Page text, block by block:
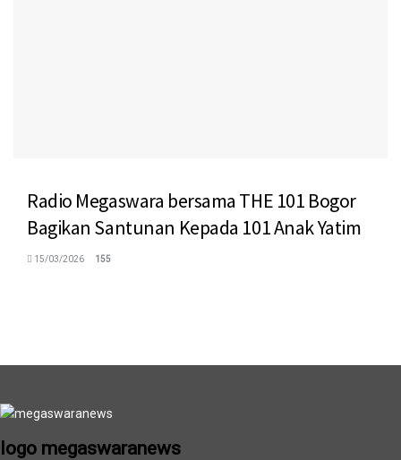
Radio Megaswara bersama THE 101 Bogor
Bagikan Santunan Kepada 101 Anak Yatim
15/03/2026 155
logo megaswaranews